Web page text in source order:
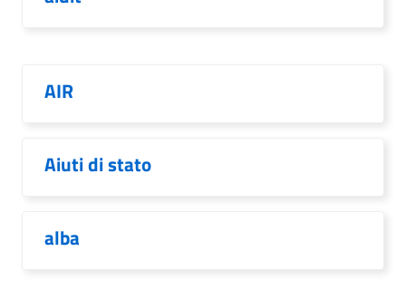
AIR
Aiuti di stato
alba